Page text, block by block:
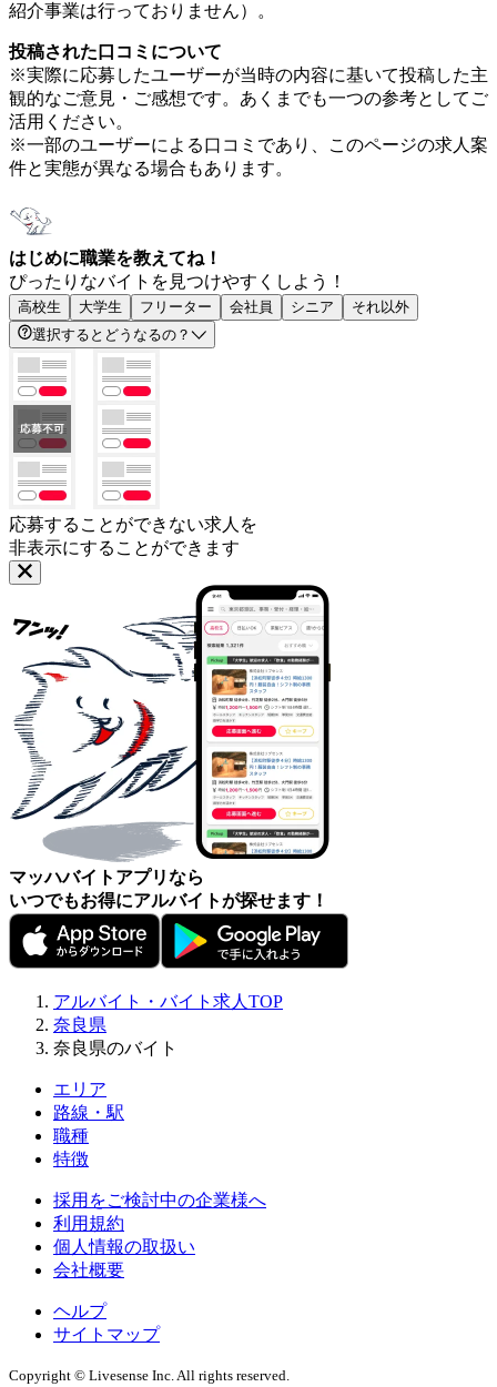
紹介事業は行っておりません）。
投稿された口コミについて
※実際に応募したユーザーが当時の内容に基いて投稿した主
観的なご意見・ご感想です。あくまでも一つの参考としてご
活用ください。
※一部のユーザーによる口コミであり、このページの求人案
件と実態が異なる場合もあります。
はじめに職業を教えてね！
ぴったりなバイトを見つけやすくしよう！
高校生 大学生 フリーター 会社員 シニア
それ以外
選択するとどうなるの？
応募することができない求人を
非表示にすることができます
マッハバイトアプリなら
いつでもお得にアルバイトが探せます！
アルバイト・バイト求人TOP
奈良県
奈良県のバイト
エリア
路線・駅
職種
特徴
採用をご検討中の企業様へ
利用規約
個人情報の取扱い
会社概要
ヘルプ
サイトマップ
Copyright © Livesense Inc. All rights reserved.